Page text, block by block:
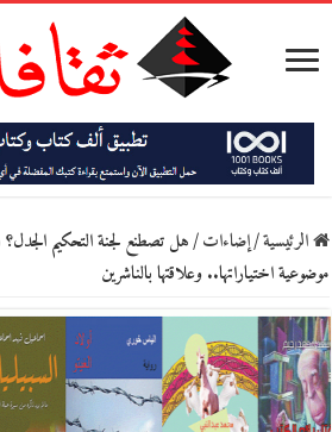
الرئيسية/إضاءات/هل تصطنع لجنة التحكيم
موضوعية اختياراتها.. وعلاقتها بالناشرين